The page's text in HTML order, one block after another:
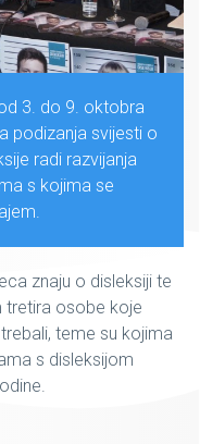
3. do 9. oktobra
podizanja svijesti o
radi razvijanja
s kojima se
znaju o disleksiji te
tretira osobe koje
teme su kojima
s disleksijom